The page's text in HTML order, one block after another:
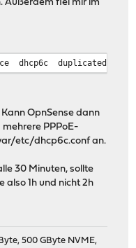
Außerdem fiel mir im
dhcp6c duplicated
OpnSense dann
PPPoE-
etc/dhcp6c.conf an.
30 Minuten, sollte
also 1h und nicht 2h
500 GByte NVME,